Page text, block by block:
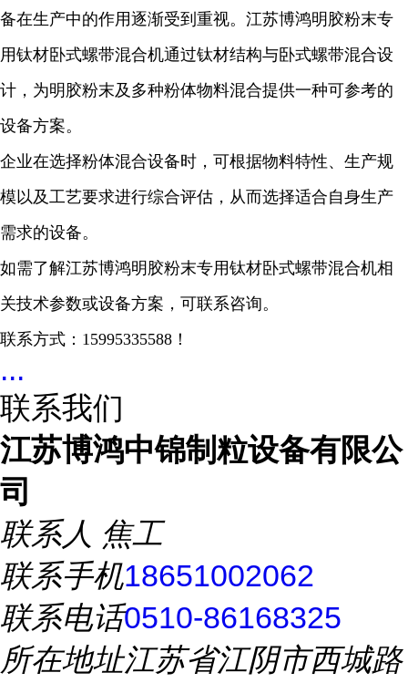
备在生产中的作用逐渐受到重视。江苏博鸿明胶粉末专
用钛材卧式螺带混合机通过钛材结构与卧式螺带混合设
计，为明胶粉末及多种粉体物料混合提供一种可参考的
设备方案。
企业在选择粉体混合设备时，可根据物料特性、生产规
模以及工艺要求进行综合评估，从而选择适合自身生产
需求的设备。
如需了解江苏博鸿明胶粉末专用钛材卧式螺带混合机相
关技术参数或设备方案，可联系咨询。
联系方式：15995335588！
...
联系我们
江苏博鸿中锦制粒设备有限公
司
联系人 焦工
联系手机18651002062
联系电话0510-86168325
所在地址江苏省江阴市西城路